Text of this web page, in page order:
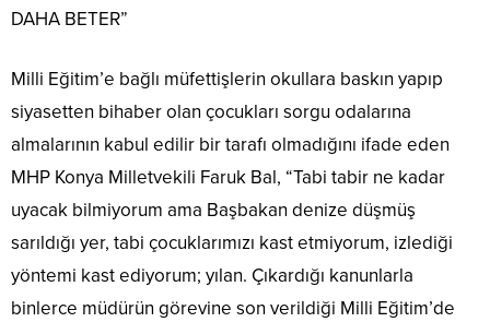
DAHA BETER”
Milli Eğitim’e bağlı müfettişlerin okullara baskın yapıp
siyasetten bihaber olan çocukları sorgu odalarına
almalarının kabul edilir bir tarafı olmadığını ifade eden
MHP Konya Milletvekili Faruk Bal, “Tabi tabir ne kadar
uyacak bilmiyorum ama Başbakan denize düşmüş
sarıldığı yer, tabi çocuklarımızı kast etmiyorum, izlediği
yöntemi kast ediyorum; yılan. Çıkardığı kanunlarla
binlerce müdürün görevine son verildiği Milli Eğitim’de